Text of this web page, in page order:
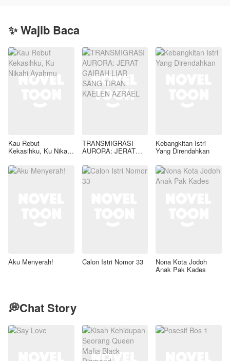
✨ Wajib Baca
Kau Rebut
Kekasihku, Ku Nikahi
TRANSMIGRASI
AURORA: JERAT
TIRAN KAELEN
AZRAEL
Kebangkitan Istri
Yang Direndahkan
Aku Menyerah! Calon Istri Nomor 33 Nona Kota Jodoh
Anak Pak Kades
💭Chat Story